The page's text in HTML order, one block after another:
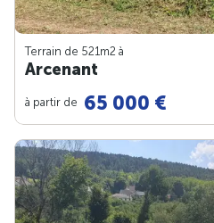
Terrain de 521m2 à
Arcenant
à partir de 65 000 €